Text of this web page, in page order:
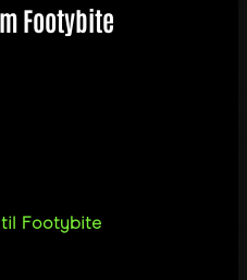
Footybite
Footybite